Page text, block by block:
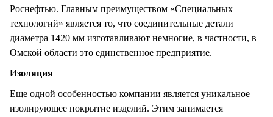
Роснефтью. Главным преимуществом «Специальных
технологий» является то, что соединительные детали
диаметра 1420 мм изготавливают немногие, в частности, в
Омской области это единственное предприятие.
Изоляция
Еще одной особенностью компании является уникальное
изолирующее покрытие изделий. Этим занимается